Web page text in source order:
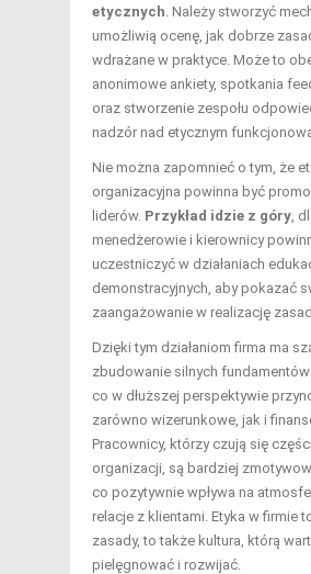
etycznych . Należy stworzyć
umożliwią ocenę, jak dobrze
wdrażane w praktyce. Może to
anonimowe ankiety, spotkania
oraz stworzenie zespołu
nadzór nad etycznym
Nie można zapomnieć o tym, że
organizacyjna powinna być
liderów. Przykład idzie z góry ,
menedżerowie i kierownicy
uczestniczyć w działaniach
demonstracyjnych, aby pokazać
zaangażowanie w realizację
Dzięki tym działaniom firma ma
zbudowanie silnych fundamentów
co w dłuższej perspektywie
zarówno wizerunkowe, jak i
Pracownicy, którzy czują się
organizacji, są bardziej
co pozytywnie wpływa na
relacje z klientami. Etyka w firmie
zasady, to także kultura, którą
pielęgnować i rozwijać.